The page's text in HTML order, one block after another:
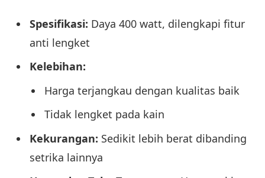
Spesifikasi: Daya 400 watt, dilengkapi fitur
anti lengket
Kelebihan:
Harga terjangkau dengan kualitas baik
Tidak lengket pada kain
Kekurangan: Sedikit lebih berat dibanding
setrika lainnya